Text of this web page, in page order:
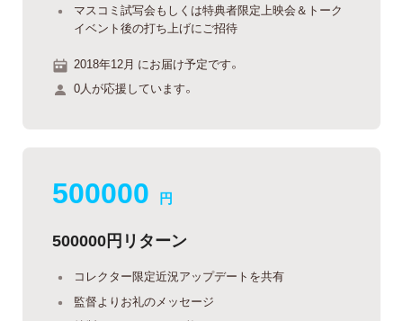
マスコミ試写会もしくは特典者限定上映会＆トーク
イベント後の打ち上げにご招待
2018年12月 にお届け予定です。
0人が応援しています。
500000 円
500000円リターン
コレクター限定近況アップデートを共有
監督よりお礼のメッセージ